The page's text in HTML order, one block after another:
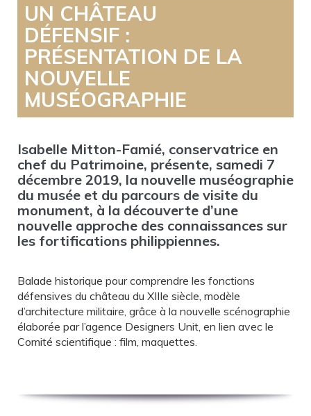
UN CHÂTEAU
DÉFENSIF :
PRÉSENTATION DE LA
NOUVELLE
MUSÉOGRAPHIE
Isabelle Mitton-Famié, conservatrice en
chef du Patrimoine, présente, samedi 7
décembre 2019, la nouvelle muséographie
du musée et du parcours de visite du
monument, à la découverte d’une
nouvelle approche des connaissances sur
les fortifications philippiennes.
Balade historique pour comprendre les fonctions
défensives du château du XIIIe siècle, modèle
d’architecture militaire, grâce à la nouvelle scénographie
élaborée par l’agence Designers Unit, en lien avec le
Comité scientifique : film, maquettes.